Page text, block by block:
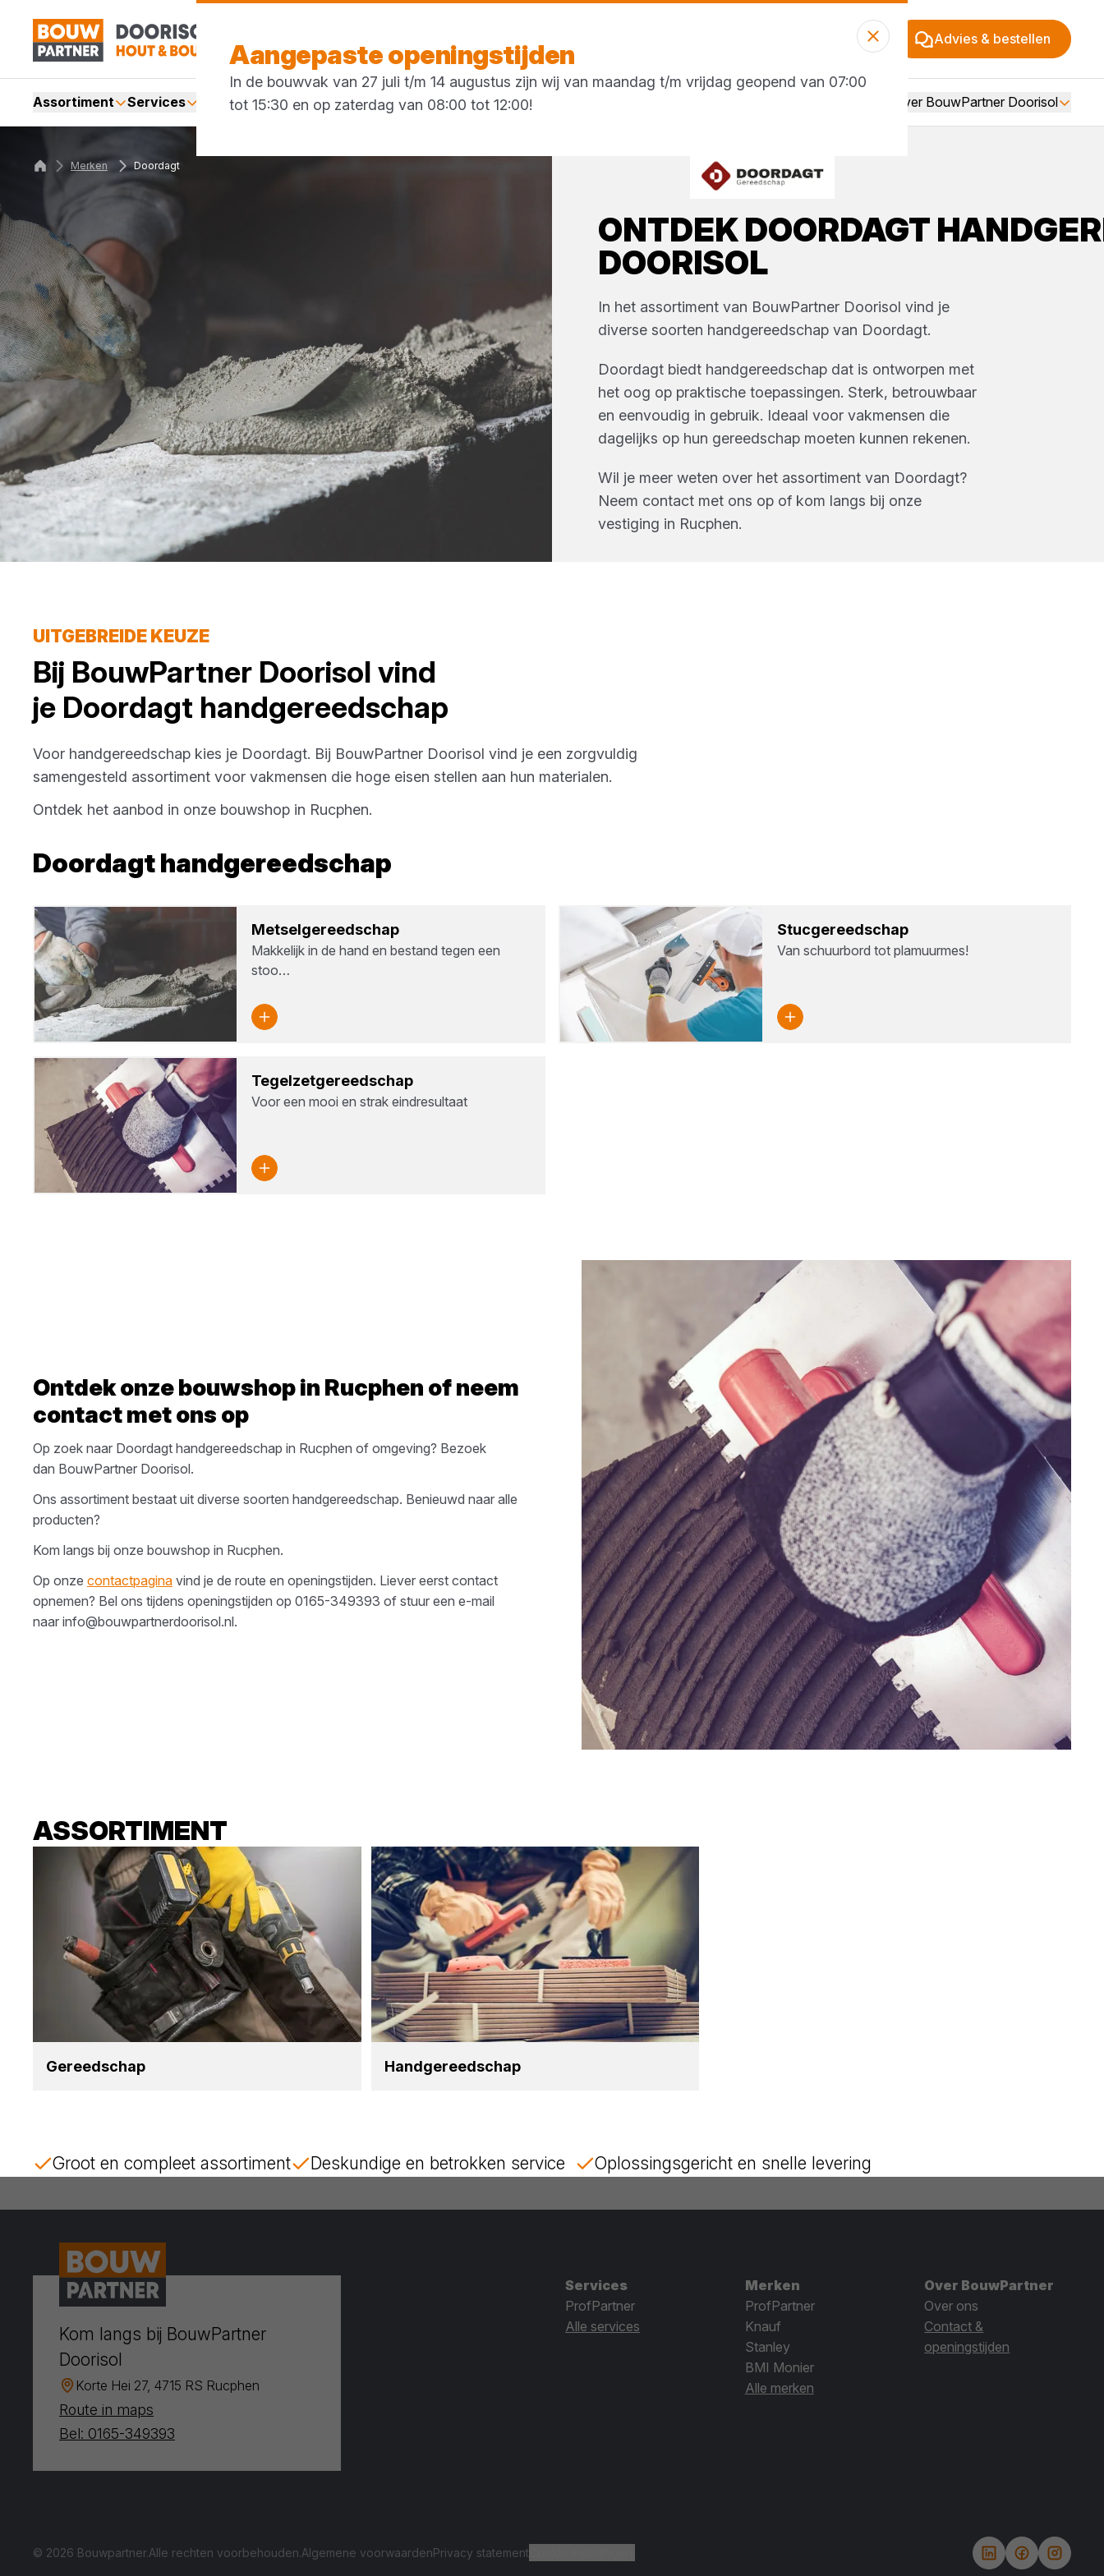
Advies & bestellen
Assortiment Services Merken Acties Blogs Over BouwPartner Doorisol
ONTDEKDOORDAGT
DOORISOL
In het assortiment van BouwPartner Doorisol vind je
diverse soorten handgereedschap van Doordagt.
Doordagt biedt handgereedschap dat is ontworpen met
het oog op praktische toepassingen. Sterk, betrouwbaar
en eenvoudig in gebruik. Ideaal voor vakmensen die
dagelijks op hun gereedschap moeten kunnen rekenen.
Wil je meer weten over het assortiment van Doordagt?
Neem contact met ons op of kom langs bij onze
vestiging in Rucphen.
Merken Doordagt
UITGEBREIDE KEUZE
Bij BouwPartner Doorisol vind
je Doordagt handgereedschap
Voor handgereedschap kies je Doordagt. Bij BouwPartner Doorisol vind je een zorgvuldig
samengesteld assortiment voor vakmensen die hoge eisen stellen aan hun materialen.
Ontdek het aanbod in onze bouwshop in Rucphen.
Doordagthandgereedschap
Met­sel­ge­reed­schap
Makkelijk in de hand en bestand tegen een
stoo…
Stuc­ge­reed­schap
Van schuurbord tot plamuurmes!
Tegel­zet­ge­reed­schap
Voor een mooi en strak eindresultaat
Ontdek onze bouwshop in Rucphen of neem
contact met ons op
Op zoek naar Doordagt handgereedschap in Rucphen of omgeving? Bezoek
dan BouwPartner Doorisol.
Ons assortiment bestaat uit diverse soorten handgereedschap. Benieuwd naar alle
producten?
Kom langs bij onze bouwshop in Rucphen.
Op onze contactpagina vind je de route en openingstijden. Liever eerst contact
opnemen? Bel ons tijdens openingstijden op 0165-349393 of stuur een e-mail
naar info@bouwpartnerdoorisol.nl.
ASSORTIMENT
Gereed­schap Hand­ge­reed­schap
Groot en compleet assortiment Deskundige en betrokken service Oplossingsgericht en snelle levering
Aangepaste openingstijden
In de bouwvak van 27 juli t/m 14 augustus zijn wij van maandag t/m vrijdag geopend van 07:00
tot 15:30 en op zaterdag van 08:00 tot 12:00!
Kom langs bij BouwPartner
Doorisol
Korte Hei 27, 4715 RS Rucphen
Route in maps
Bel: 0165-349393
Services
ProfPartner
Alle services
Merken
ProfPartner
Knauf
Stanley
BMI Monier
Alle merken
Over BouwPartner
Over ons
Contact &
openingstijden
© 2026 Bouwpartner.Alle rechten voorbehouden.Algemene voorwaardenPrivacy statement